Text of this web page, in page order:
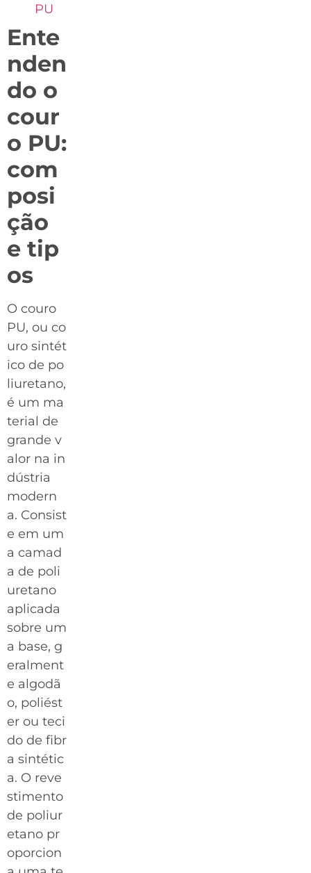
PU
Ente
nden
do o
cour
o PU:
com
posi
ção
e tip
os
O couro
PU, ou co
uro sintét
ico de po
liuretano,
é um ma
terial de
grande v
alor na in
dústria
modern
a. Consist
e em um
a camad
a de poli
uretano
aplicada
sobre um
a base, g
eralment
e algodã
o, poliést
er ou teci
do de fibr
a sintétic
a. O reve
stimento
de poliur
etano pr
oporcion